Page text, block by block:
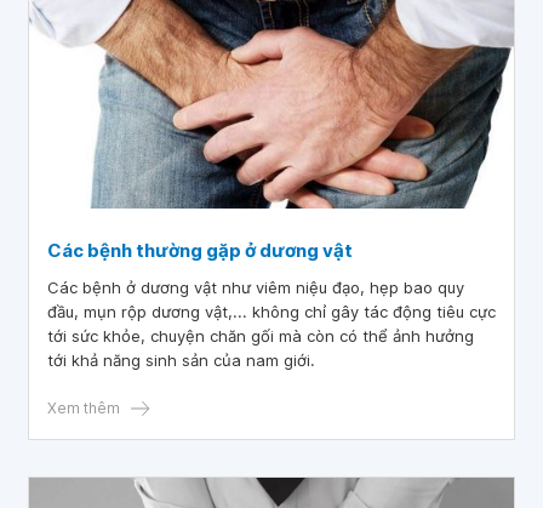
Các bệnh thường gặp ở dương vật
Các bệnh ở dương vật như viêm niệu đạo, hẹp bao quy
đầu, mụn rộp dương vật,... không chỉ gây tác động tiêu cực
tới sức khỏe, chuyện chăn gối mà còn có thể ảnh hưởng
tới khả năng sinh sản của nam giới.
Xem thêm